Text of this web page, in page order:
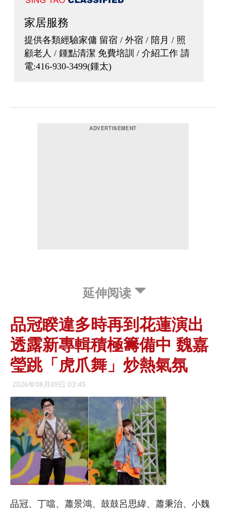
延伸阅读
品冠睽違多時再到花蓮演出
透露新專輯積極籌備中 魏嘉
瑩跳「虎爪舞」炒熱氣氛
2026年08月09日 03:45
品冠、丁噹、蕭景鴻、鼓鼓呂思緯、蕭秉治、小魏